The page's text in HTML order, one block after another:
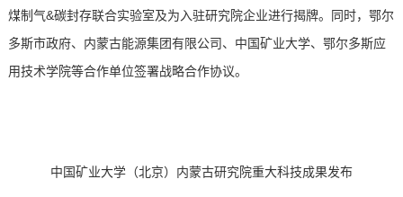
煤制气&碳封存联合实验室及为入驻研究院企业进行揭牌。同时，鄂尔
多斯市政府、内蒙古能源集团有限公司、中国矿业大学、鄂尔多斯应
用技术学院等合作单位签署战略合作协议。
中国矿业大学（北京）内蒙古研究院重大科技成果发布